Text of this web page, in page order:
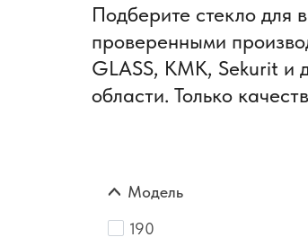
Подберите стекло для
проверенными
GLASS, KMK, Sekurit и
области. Только
Модель
190